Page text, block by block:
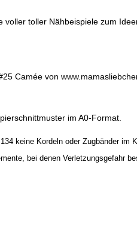
toller Nähbeispiele zum
Camée von
im A0-Format.
keine Kordeln oder Zugbänder im
bei denen Verletzungsgefahr